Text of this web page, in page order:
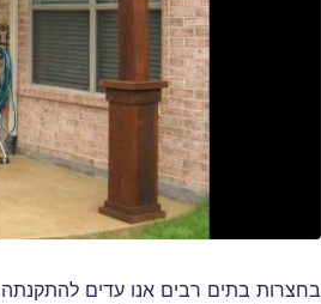
בחצרות בתים רבים אנו עדים